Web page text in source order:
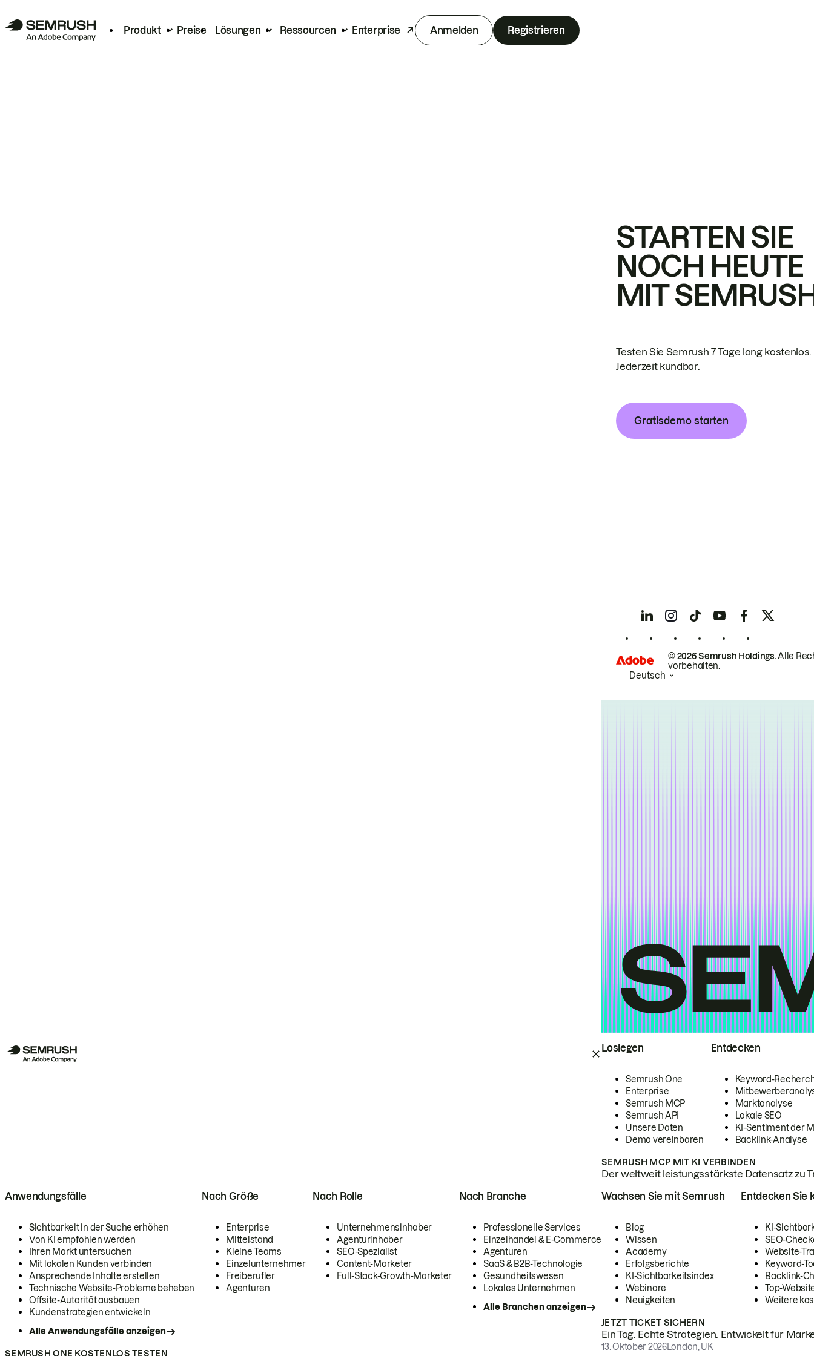
Produkt Preise Lösungen Ressourcen Enterprise Anmelden Registrieren
Loslegen
Semrush One
Enterprise
Semrush MCP
Semrush API
Unsere Daten
Demo vereinbaren
Entdecken
Keyword-
Marktanalyse
Lokale SEO
KI-Sentiment der
Backlink-Analyse
SEMRUSH MCP MIT KI VERBINDEN
Der weltweit leistungsstärkste Datensatz zu
Anwendungsfälle
Sichtbarkeit in der Suche erhöhen
Von KI empfohlen werden
Ihren Markt untersuchen
Mit lokalen Kunden verbinden
Ansprechende Inhalte erstellen
Technische Website-Probleme beheben
Offsite-Autorität ausbauen
Kundenstrategien entwickeln
Alle Anwendungsfälle anzeigen
Nach Größe
Enterprise
Mittelstand
Kleine Teams
Einzelunternehmer
Freiberufler
Agenturen
Nach Rolle
Unternehmensinhaber
Agenturinhaber
SEO-Spezialist
Content-Marketer
Full-Stack-Growth-Marketer
Nach Branche
Professionelle Services
Einzelhandel & E-Commerce
Agenturen
SaaS & B2B-Technologie
Gesundheitswesen
Lokales Unternehmen
Alle Branchen anzeigen
SEMRUSH ONE KOSTENLOS TESTEN
Wachsen Sie mit Semrush
Blog
Wissen
Academy
Erfolgsberichte
KI-Sichtbarkeitsindex
Webinare
Neuigkeiten
Entdecken Sie
KI-
SEO-
Website-
Keyword-
Backlink-
Top-
Weitere
JETZT TICKET SICHERN
Ein Tag. Echte Strategien. Entwickelt für
13. Oktober 2026London, UK
STARTEN SIE
NOCH HEUTE
MIT
Testen Sie Semrush 7 Tage lang kostenlos.
Jederzeit kündbar.
Gratisdemo starten
© 2026 Semrush Holdings.Alle
vorbehalten.
Deutsch